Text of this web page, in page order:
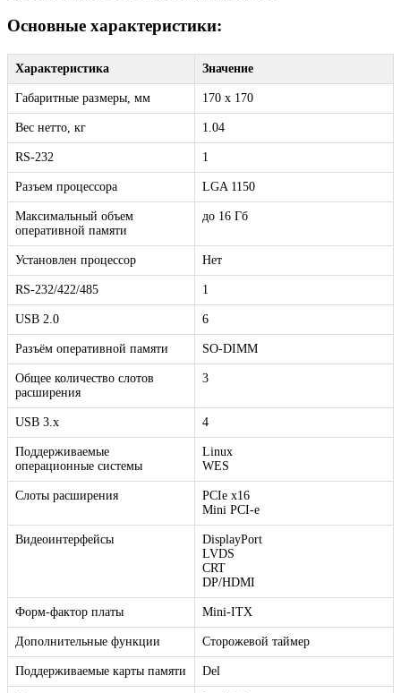
Основные характеристики:
Характеристика Значение
Габаритные размеры, мм 170 x 170
Вес нетто, кг 1.04
RS-232 1
Разъем процессора LGA 1150
Максимальный объем
оперативной памяти
до 16 Гб
Установлен процессор Нет
RS-232/422/485 1
USB 2.0 6
Разъём оперативной памяти SO-DIMM
Общее количество слотов
расширения
3
USB 3.x 4
Поддерживаемые
операционные системы
Linux
WES
Слоты расширения
PCIe x16
Mini PCI-e
Видеоинтерфейсы
DisplayPort
LVDS
CRT
DP/HDMI
Форм-фактор платы Mini-ITX
Дополнительные функции Сторожевой таймер
Поддерживаемые карты памяти Del